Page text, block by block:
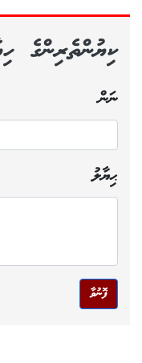
ކިޔުންތެރިންގެ
ނަން
ޙިޔާލު
ފޮނުވާ